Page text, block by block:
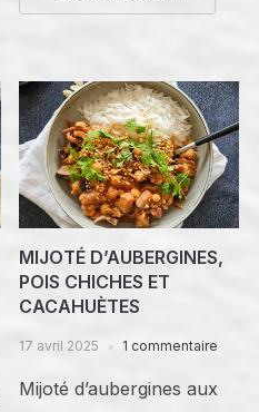
MIJOTÉ D’AUBERGINES,
POIS CHICHES ET
CACAHUÈTES
17 avril 2025 1 commentaire
Mijoté d’aubergines aux